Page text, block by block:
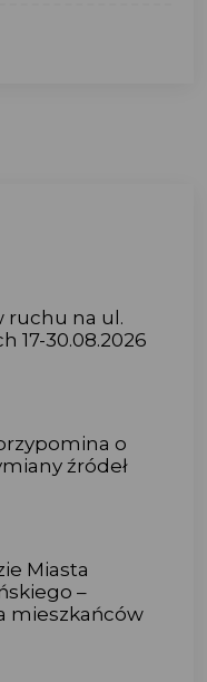
ruchu na ul.
17-30.08.2026
o
źródeł
Miasta
–
mieszkańców